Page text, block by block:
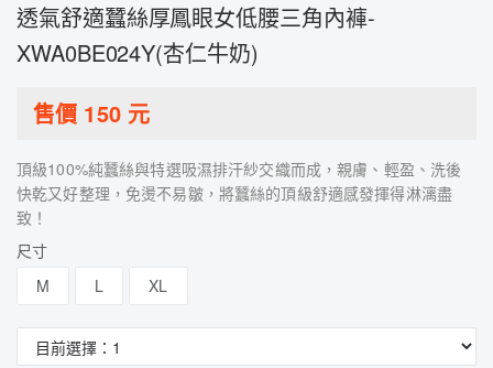
透氣舒適蠶絲厚鳳眼女低腰三角內褲-
XWA0BE024Y(杏仁牛奶)
售價 150元
頂級100%純蠶絲與特選吸濕排汗紗交織而成，親膚、輕盈、洗後
快乾又好整理，免燙不易皺，將蠶絲的頂級舒適感發揮得淋漓盡
致！
尺寸
M
L XL